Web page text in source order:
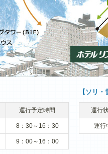
運行予定時間
8：30～16：30
9：00～16：00
【ソリ
運行
運行